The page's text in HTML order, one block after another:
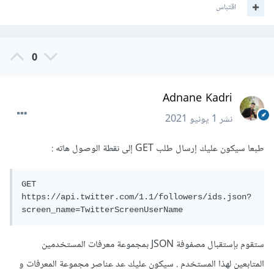
اقتباس
0
Adnane Kadri
نشر1 يونيو 2021
طبعا سيكون عليك إرسال طلب GET إلى نقطة الوصول هاته :
GET
https://api.twitter.com/1.1/followers/ids.json?
screen_name=TwitterScreenUserName
ستقوم بإستقبال مصفوفة JSON بمجموعة معرفات المستخدمين
المتابعين لهذا المستخدم . سيكون عليك عد عناصر مجموعة المعرفات و